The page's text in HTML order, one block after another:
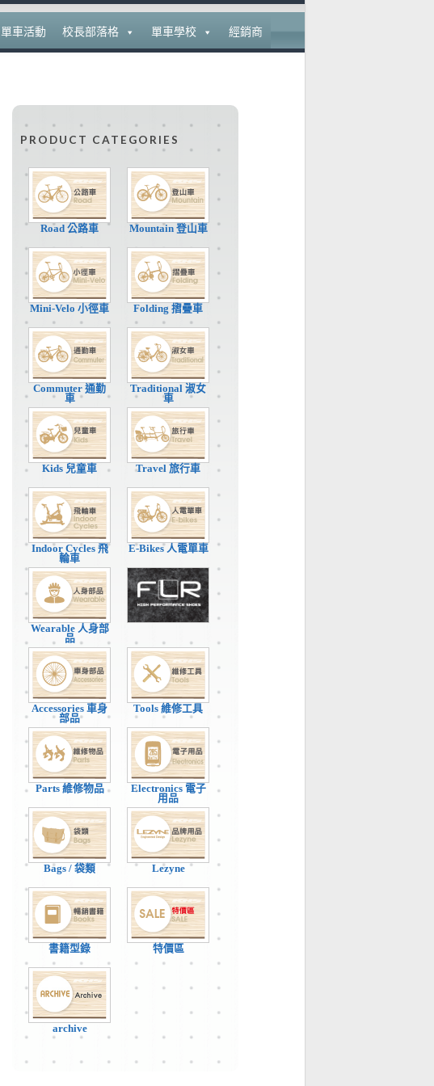
單車活動 校長部落格 單車學校 經銷商
PRODUCT CATEGORIES
Road 公路車 Mountain 登山車
Mini-Velo 小徑車 Folding 摺疊車
Commuter 通勤
車
Traditional 淑女
車
Kids 兒童車 Travel 旅行車
Indoor Cycles 飛
輪車
E-Bikes 人電單車
Wearable 人身部
品
Accessories 車身
部品
Tools 維修工具
Parts 維修物品
Electronics 電子
用品
Bags / 袋類 Lezyne
書籍型錄 特價區
archive